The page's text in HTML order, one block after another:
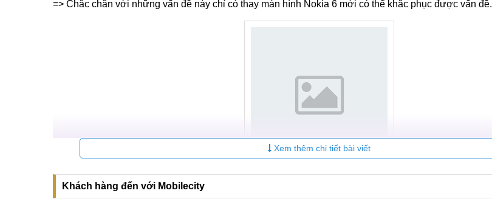
=> Chắc chắn với những vấn đề này chỉ có thay màn hình Nokia 6 mới có thể khắc phục được vấn đề.
Xem thêm chi tiết bài viết
Khách hàng đến với Mobilecity